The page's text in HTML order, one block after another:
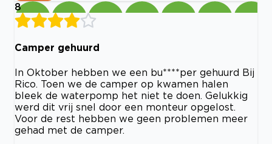
8
Camper gehuurd
In Oktober hebben we een bu****per gehuurd Bij
Rico. Toen we de camper op kwamen halen
bleek de waterpomp het niet te doen. Gelukkig
werd dit vrij snel door een monteur opgelost.
Voor de rest hebben we geen problemen meer
gehad met de camper.